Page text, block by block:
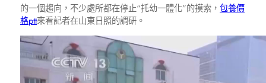
的一個趨向，不少處所都在停止“托幼一體化”的摸索， 包養價
格ptt來看記者在山東日照的調研。